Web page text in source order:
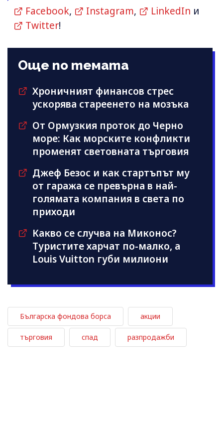
Facebook, Instagram, LinkedIn и
Twitter!
Още по темата
Хроничният финансов стрес
ускорява стареенето на мозъка
От Ормузкия проток до Черно
море: Как морските конфликти
променят световната търговия
Джеф Безос и как стартъпът му
от гаража се превърна в най-
голямата компания в света по
приходи
Какво се случва на Миконос?
Туристите харчат по-малко, а
Louis Vuitton губи милиони
Българска фондова борса акции
търговия спад разпродажби